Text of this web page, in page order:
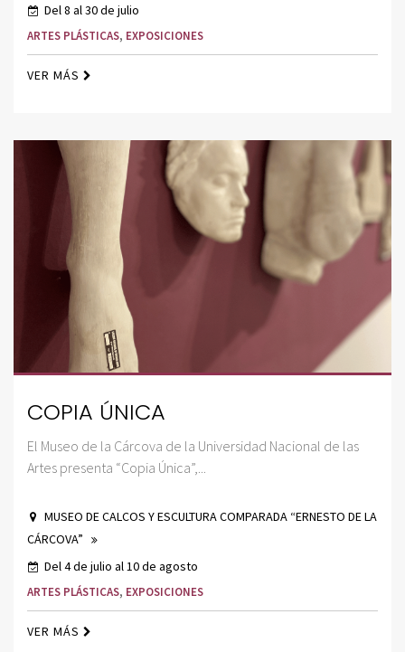
Del 8 al 30 de julio
ARTES PLÁSTICAS, EXPOSICIONES
VER MÁS
COPIA ÚNICA
El Museo de la Cárcova de la Universidad Nacional de las
Artes presenta “Copia Única”,...
MUSEO DE CALCOS Y ESCULTURA COMPARADA “ERNESTO DE LA
CÁRCOVA”
Del 4 de julio al 10 de agosto
ARTES PLÁSTICAS, EXPOSICIONES
VER MÁS